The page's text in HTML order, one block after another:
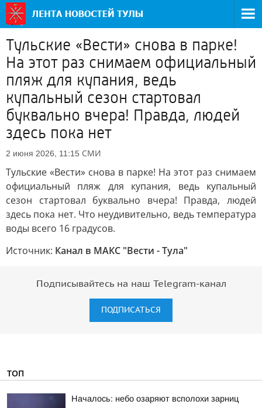
Тульские «Вести» снова в парке!
На этот раз снимаем официальный
пляж для купания, ведь
купальный сезон стартовал
буквально вчера! Правда, людей
здесь пока нет
2 июня 2026, 11:15 СМИ
Тульские «Вести» снова в парке! На этот раз снимаем
официальный пляж для купания, ведь купальный
сезон стартовал буквально вчера! Правда, людей
здесь пока нет. Что неудивительно, ведь температура
воды всего 16 градусов.
Источник: Канал в МАКС "Вести - Тула"
Подписывайтесь на наш Telegram-канал
ПОДПИСАТЬСЯ
ТОП
Началось: небо озаряют всполохи зарниц